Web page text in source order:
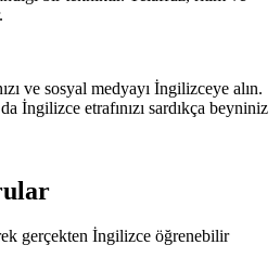
ve sosyal medyayı İngilizceye alın.
İngilizce etrafınızı sardıkça beyniniz
gerçekten İngilizce öğrenebilir